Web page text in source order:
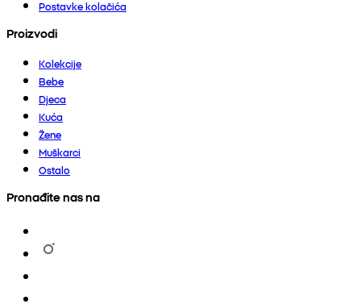
Postavke kolačića
Proizvodi
Kolekcije
Bebe
Djeca
Kuća
Žene
Muškarci
Ostalo
Pronađite nas na